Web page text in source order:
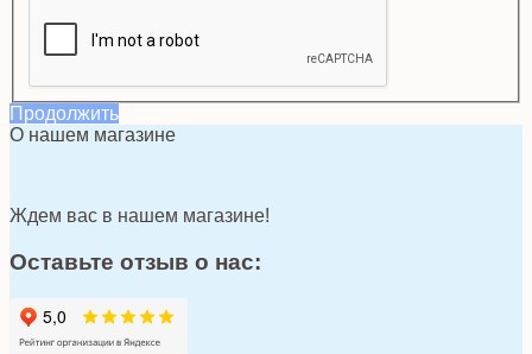
Продолжить
О нашем магазине
Ждем вас в нашем магазине!
Оставьте отзыв о нас: